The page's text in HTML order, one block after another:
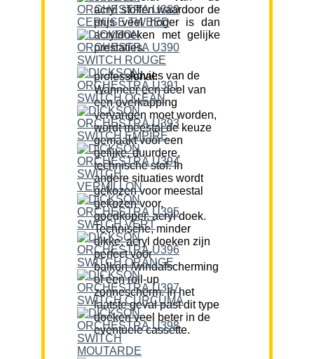
acryl stoffen waardoor de
prijs veel hoger is dan
acryldoeken met gelijke
prestaties.
Advies van de professional:
Wanneer een deel van
een overkapping
vervangen moet worden,
wordt meestal de keuze
gemaakt voor een
gelijke, duurdere,
technische stof. In
andere situaties wordt
gekozen voor meestal
gekozen voor,
goedkoper, acryl doek.
Technische, minder
dikke, acryl doeken zijn
perfect voor
balkon-/windafscherming
of een roll-up
zonnescherm. In het
laatste geval past dit type
doeken veel beter in de
eventuele cassette.